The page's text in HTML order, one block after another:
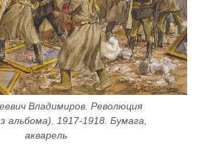
Владимиров. Революция
альбома). 1917-1918. Бумага,
акварель